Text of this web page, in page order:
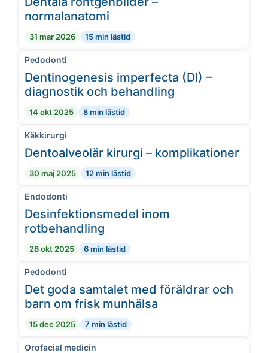
normalanatomi
31 mar 2026 15 min lästid
Pedodonti
Dentinogenesis imperfecta (DI) –
diagnostik och behandling
14 okt 2025 8 min lästid
Käkkirurgi
Dentoalveolär kirurgi – komplikationer
30 maj 2025 12 min lästid
Endodonti
Desinfektionsmedel inom
rotbehandling
28 okt 2025 6 min lästid
Pedodonti
Det goda samtalet med föräldrar och
barn om frisk munhälsa
15 dec 2025 7 min lästid
Orofacial medicin